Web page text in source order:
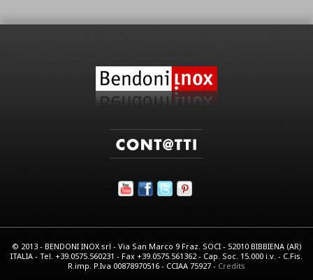
© 2013 - BENDONI INOX srl - Via San Marco 9 Fraz. SOCI - 52010 BIBBIENA (AR)
ITALIA - Tel. +39.0575.560231 - Fax +39.0575.561362 - Cap. Soc. 15.000 i.v. - C.Fis.
R.imp. P.Iva 00878970516 - CCIAA 75927 - Credits